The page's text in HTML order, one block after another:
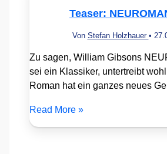
Teaser:
Von Stefan Holzhauer •
Zu sagen, William Gibsons
sei ein Klassiker, untertreibt
Roman hat ein ganzes neues
Read More »